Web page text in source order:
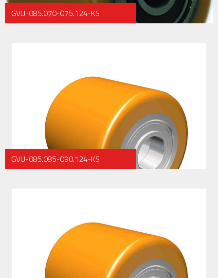
GVU-085.070-075.124-KS
GVU-085.085-090.124-KS